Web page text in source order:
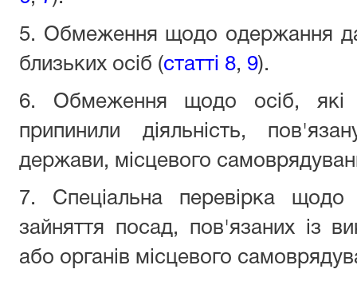
5. Обмеження щодо одержання
близьких осіб (статті 8, 9).
6. Обмеження щодо осіб, які
припинили діяльність,
держави, місцевого
7. Спеціальна перевірка
зайняття посад, пов'язаних із
або органів місцевого